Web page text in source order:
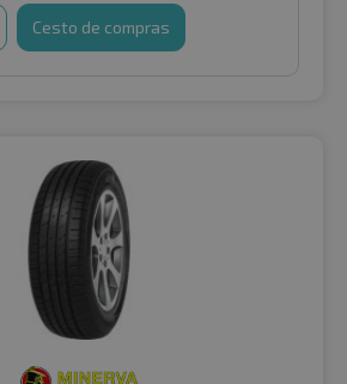
Cesto de compras